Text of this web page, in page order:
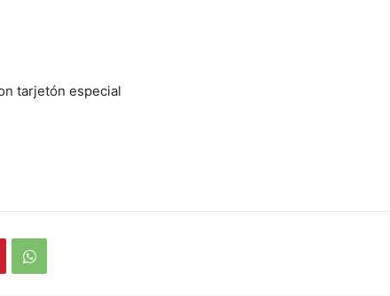
tarjetón especial